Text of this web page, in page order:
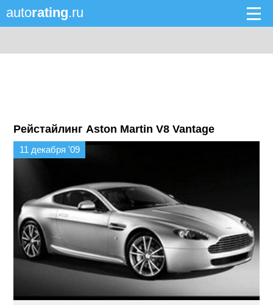
autorating.ru
Рейстайлинг Aston Martin V8 Vantage
11 декабря '09